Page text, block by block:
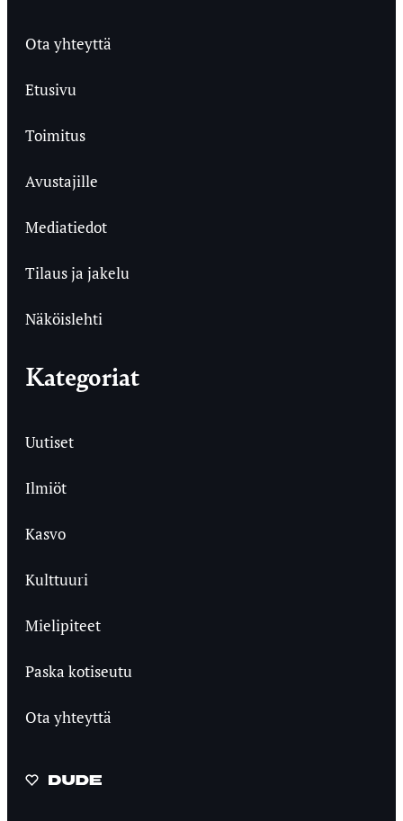
Ota yhteyttä
Etusivu
Toimitus
Avustajille
Mediatiedot
Tilaus ja jakelu
Näköislehti
Kategoriat
Uutiset
Ilmiöt
Kasvo
Kulttuuri
Mielipiteet
Paska kotiseutu
Ota yhteyttä